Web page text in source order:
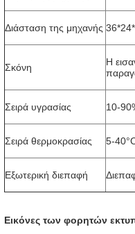
Διάσταση της μηχανής
Σκόνη
Η
Σειρά υγρασίας 10-
Σειρά θερμοκρασίας 5-
Εξωτερική διεπαφή
Εικόνες των φορητών